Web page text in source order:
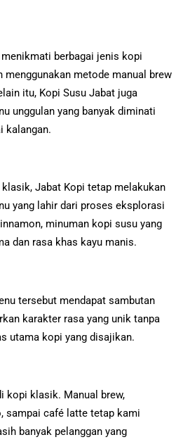
berbagai jenis kopi
menggunakan metode manual brew
itu, Kopi Susu Jabat juga
unggulan yang banyak diminati
kalangan.
Jabat Kopi tetap melakukan
yang lahir dari proses eksplorasi
minuman kopi susu yang
dan rasa khas kayu manis.
tersebut mendapat sambutan
karakter rasa yang unik tanpa
utama kopi yang disajikan.
kopi klasik. Manual brew,
sampai café latte tetap kami
banyak pelanggan yang